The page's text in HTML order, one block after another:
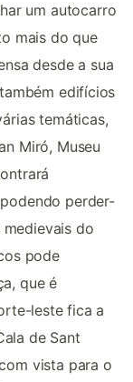
um autocarro
mais do que
desde a sua
edifícios
temáticas,
Miró, Museu
perder-
do
pode
que é
leste fica a
de Sant
vista para o